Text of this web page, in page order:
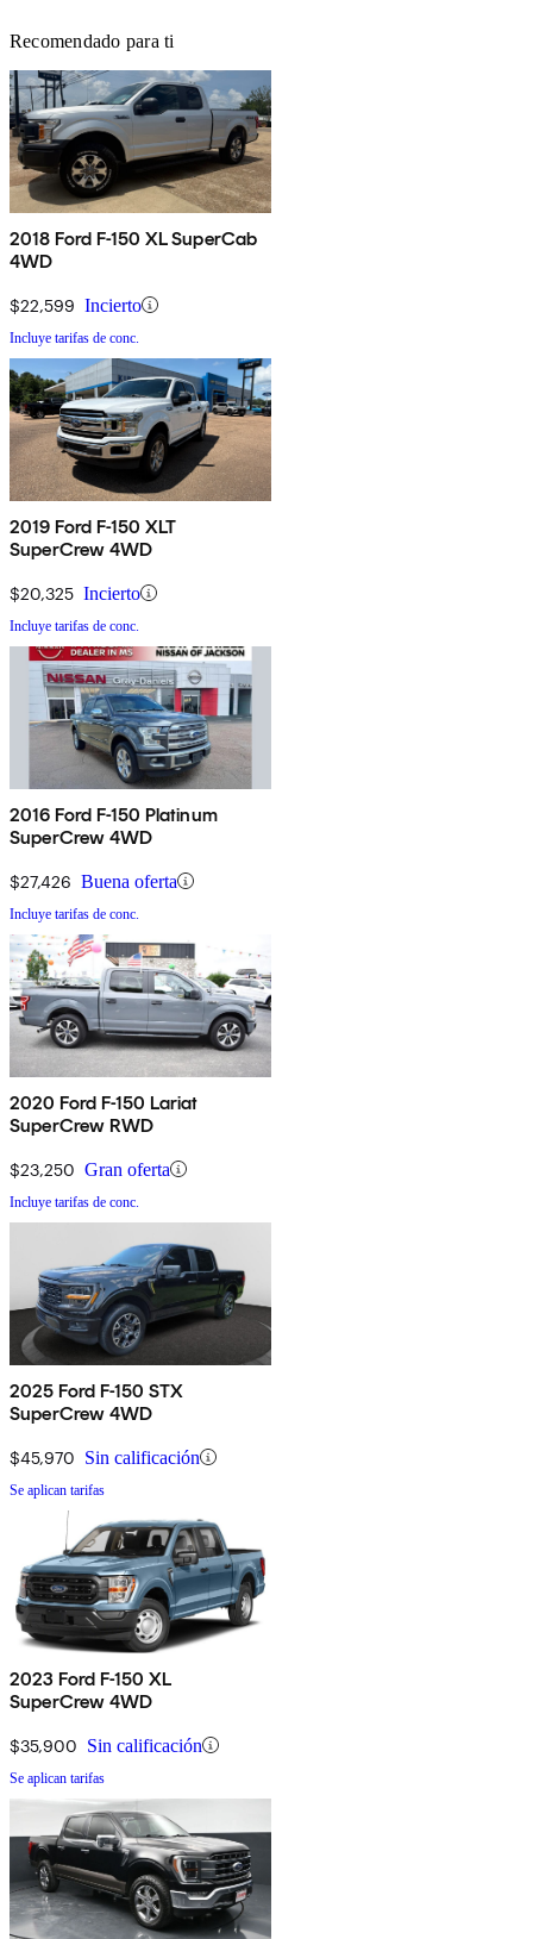
Recomendado para ti
2018 Ford F-150 XL SuperCab
4WD
$22,599 Incierto
Incluye tarifas de conc.
2019 Ford F-150 XLT
SuperCrew 4WD
$20,325 Incierto
Incluye tarifas de conc.
2016 Ford F-150 Platinum
SuperCrew 4WD
$27,426 Buena oferta
Incluye tarifas de conc.
2020 Ford F-150 Lariat
SuperCrew RWD
$23,250 Gran oferta
Incluye tarifas de conc.
2025 Ford F-150 STX
SuperCrew 4WD
$45,970 Sin calificación
Se aplican tarifas
2023 Ford F-150 XL
SuperCrew 4WD
$35,900 Sin calificación
Se aplican tarifas